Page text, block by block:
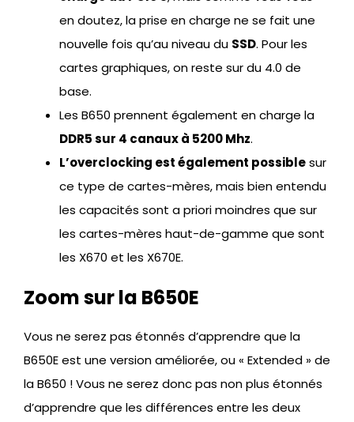
en doutez, la prise en charge ne se fait une
nouvelle fois qu’au niveau du SSD. Pour les
cartes graphiques, on reste sur du 4.0 de
base.
Les B650 prennent également en charge la
DDR5 sur 4 canaux à 5200 Mhz.
L’overclocking est également possiblesur
ce type de cartes-mères, mais bien entendu
les capacités sont a priori moindres que sur
les cartes-mères haut-de-gamme que sont
les X670 et les X670E.
Zoom sur la B650E
Vous ne serez pas étonnés d’apprendre que la
B650E est une version améliorée, ou « Extended » de
la B650 ! Vous ne serez donc pas non plus étonnés
d’apprendre que les différences entre les deux